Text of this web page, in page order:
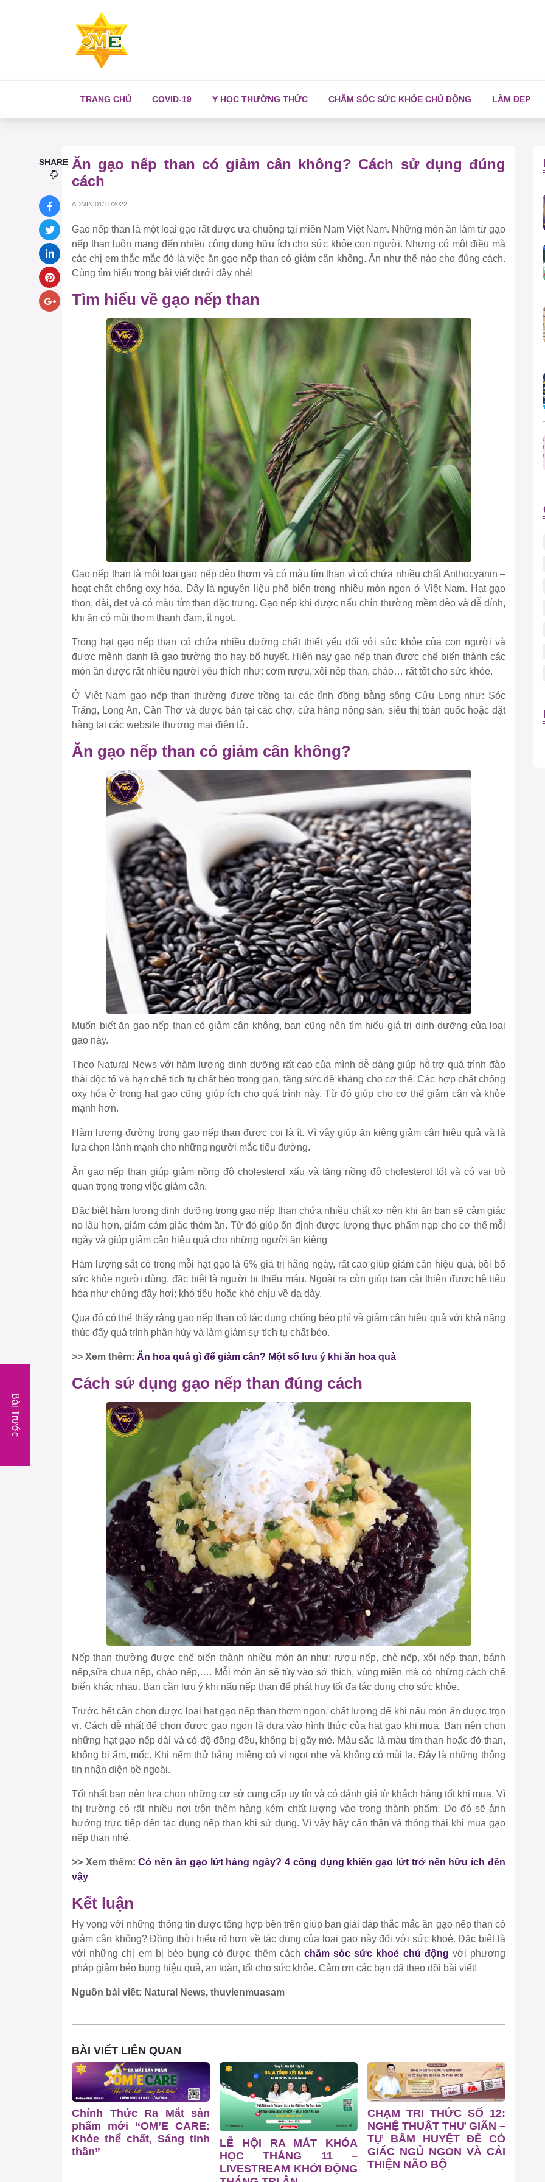
TRANG CHỦ COVID-19 Y HỌC THƯỜNG THỨC CHĂM SÓC SỨC KHỎE CHỦ ĐỘNG LÀM ĐẸP
Ăn gạo nếp than có giảm cân không? Cách sử dụng đúng
cách
ADMIN 01/11/2022
Gạo nếp than là một loại gạo rất được ưa chuộng tại miền Nam Việt Nam. Những món ăn làm từ gạo
nếp than luôn mang đến nhiều công dụng hữu ích cho sức khỏe con người. Nhưng có một điều mà
các chị em thắc mắc đó là việc ăn gạo nếp than có giảm cân không. Ăn như thế nào cho đúng cách.
Cùng tìm hiểu trong bài viết dưới đây nhé!
Tìm hiểu về gạo nếp than
Gạo nếp than là một loại gạo nếp dẻo thơm và có màu tím than vì có chứa nhiều chất Anthocyanin –
hoạt chất chống oxy hóa. Đây là nguyên liệu phổ biến trong nhiều món ngon ở Việt Nam. Hạt gạo
thon, dài, dẹt và có màu tím than đặc trưng. Gạo nếp khi được nấu chín thường mềm dẻo và dễ dính,
khi ăn có mùi thơm thanh đạm, ít ngọt.
Trong hạt gạo nếp than có chứa nhiều dưỡng chất thiết yếu đối với sức khỏe của con người và
được mệnh danh là gạo trường thọ hay bổ huyết. Hiện nay gạo nếp than được chế biến thành các
món ăn được rất nhiều người yêu thích như: cơm rượu, xôi nếp than, cháo… rất tốt cho sức khỏe.
Ở Việt Nam gạo nếp than thường được trồng tại các tỉnh đồng bằng sông Cửu Long như: Sóc
Trăng, Long An, Cần Thơ và được bán tại các chợ, cửa hàng nông sản, siêu thị toàn quốc hoặc đặt
hàng tại các website thương mại điện tử.
Ăn gạo nếp than có giảm cân không?
Muốn biết ăn gạo nếp than có giảm cân không, bạn cũng nên tìm hiểu giá trị dinh dưỡng của loại
gạo này.
Theo Natural News với hàm lượng dinh dưỡng rất cao của mình dễ dàng giúp hỗ trợ quá trình đào
thải độc tố và hạn chế tích tụ chất béo trong gan, tăng sức đề kháng cho cơ thể. Các hợp chất chống
oxy hóa ở trong hạt gạo cũng giúp ích cho quá trình này. Từ đó giúp cho cơ thể giảm cân và khỏe
mạnh hơn.
Hàm lượng đường trong gạo nếp than được coi là ít. Vì vậy giúp ăn kiêng giảm cân hiệu quả và là
lựa chọn lành mạnh cho những người mắc tiểu đường.
Ăn gạo nếp than giúp giảm nồng độ cholesterol xấu và tăng nồng độ cholesterol tốt và có vai trò
quan trọng trong việc giảm cân.
Đặc biệt hàm lượng dinh dưỡng trong gạo nếp than chứa nhiều chất xơ nên khi ăn bạn sẽ cảm giác
no lâu hơn, giảm cảm giác thèm ăn. Từ đó giúp ổn định được lượng thực phẩm nạp cho cơ thể mỗi
ngày và giúp giảm cân hiệu quả cho những người ăn kiêng
Hàm lượng sắt có trong mỗi hạt gạo là 6% giá trị hằng ngày, rất cao giúp giảm cân hiệu quả, bồi bổ
sức khỏe người dùng, đặc biệt là người bị thiếu máu. Ngoài ra còn giúp bạn cải thiện được hệ tiêu
hóa như chứng đầy hơi; khó tiêu hoặc khó chịu về dạ dày.
Qua đó có thể thấy rằng gạo nếp than có tác dụng chống béo phì và giảm cân hiệu quả với khả năng
thúc đẩy quá trình phân hủy và làm giảm sự tích tụ chất béo.
>> Xem thêm: Ăn hoa quả gì để giảm cân? Một số lưu ý khi ăn hoa quả
Cách sử dụng gạo nếp than đúng cách
Nếp than thường được chế biến thành nhiều món ăn như: rượu nếp, chè nếp, xôi nếp than, bánh
nếp,sữa chua nếp, cháo nếp,…. Mỗi món ăn sẽ tùy vào sở thích, vùng miền mà có những cách chế
biến khác nhau. Bạn cần lưu ý khi nấu nếp than để phát huy tối đa tác dụng cho sức khỏe.
Trước hết cần chọn được loại hạt gạo nếp than thơm ngon, chất lượng để khi nấu món ăn được trọn
vị. Cách dễ nhất để chọn được gạo ngon là dựa vào hình thức của hạt gạo khi mua. Bạn nên chọn
những hạt gạo nếp dài và có độ đồng đều, không bị gãy mẻ. Màu sắc là màu tím than hoặc đỏ than,
không bị ẩm, mốc. Khi nếm thử bằng miệng có vị ngọt nhẹ và không có mùi lạ. Đây là những thông
tin nhận diện bề ngoài.
Tốt nhất bạn nên lựa chọn những cơ sở cung cấp uy tín và có đánh giá từ khách hàng tốt khi mua. Vì
thị trường có rất nhiều nơi trộn thêm hàng kém chất lượng vào trong thành phẩm. Do đó sẽ ảnh
hưởng trực tiếp đến tác dụng nếp than khi sử dụng. Vì vậy hãy cẩn thận và thông thái khi mua gạo
nếp than nhé.
>> Xem thêm:Có nên ăn gạo lứt hàng ngày? 4 công dụng khiến gạo lứt trở nên hữu ích đến
vậy
Kết luận
Hy vọng với những thông tin được tổng hợp bên trên giúp bạn giải đáp thắc mắc ăn gạo nếp than có
giảm cân không? Đồng thời hiểu rõ hơn về tác dụng của loại gạo này đối với sức khoẻ. Đặc biệt là
với những chị em bị béo bụng có được thêm cách chăm sóc sức khoẻ chủ động với phương
pháp giảm béo bụng hiệu quả, an toàn, tốt cho sức khỏe. Cảm ơn các bạn đã theo dõi bài viết!
Nguồn bài viết: Natural News, thuvienmuasam
SHARE
BÀI VIẾT LIÊN QUAN
Chính Thức Ra Mắt sản
phẩm mới “OM’E CARE:
Khỏe thể chất, Sáng tinh
thần”
LỄ HỘI RA MẮT KHÓA
HỌC THÁNG 11 –
LIVESTREAM KHỞI ĐỘNG
CHẠM TRI THỨC SỐ 12:
NGHỆ THUẬT THƯ GIÃN –
TỰ BẤM HUYỆT ĐỂ CÓ
GIẤC NGỦ NGON VÀ CẢI
THIỆN NÃO BỘ
Bài Trước